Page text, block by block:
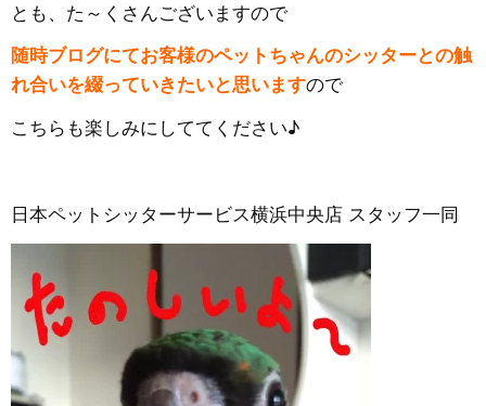
とも、た～くさんございますので
随時ブログにてお客様のペットちゃんのシッターとの触
れ合いを綴っていきたいと思いますので
こちらも楽しみにしててください♪
日本ペットシッターサービス横浜中央店 スタッフ一同